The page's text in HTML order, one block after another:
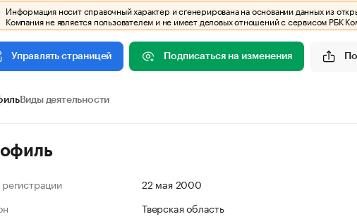
Информация носит справочный характер и сгенерирована на основании данных из
Компания не является пользователем и не имеет деловых отношений с сервисом РБК
Управлять страницей Подписаться на изменения
Виды деятельности
22 мая 2000
Тверская область